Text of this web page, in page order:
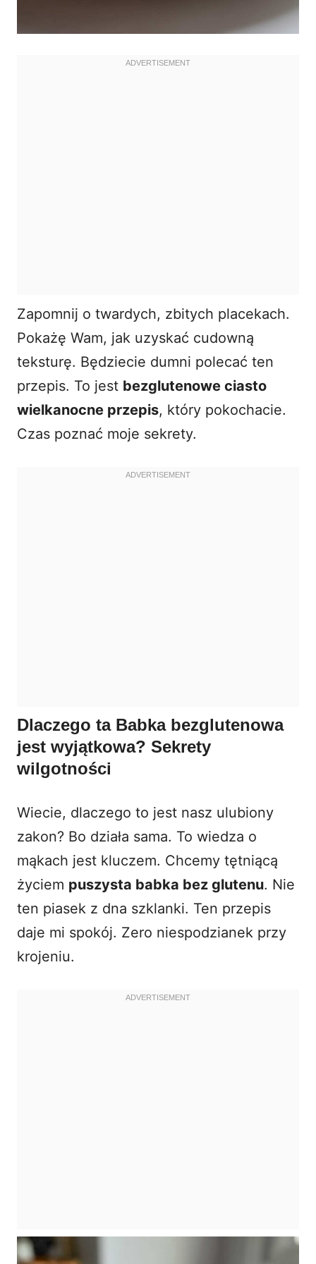
Zapomnij o twardych, zbitych placekach.
Pokażę Wam, jak uzyskać cudowną
teksturę. Będziecie dumni polecać ten
przepis. To jest bezglutenowe ciasto
wielkanocne przepis, który pokochacie.
Czas poznać moje sekrety.
Dlaczego ta Babka bezglutenowa
jest wyjątkowa? Sekrety
wilgotności
Wiecie, dlaczego to jest nasz ulubiony
zakon? Bo działa sama. To wiedza o
mąkach jest kluczem. Chcemy tętniącą
życiem puszysta babka bez glutenu. Nie
ten piasek z dna szklanki. Ten przepis
daje mi spokój. Zero niespodzianek przy
krojeniu.